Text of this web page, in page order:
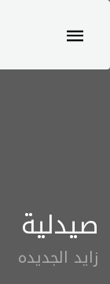
صيدلية
زايد الجديده